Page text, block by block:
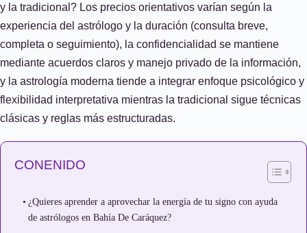
y la tradicional? Los precios orientativos varían según la
experiencia del astrólogo y la duración (consulta breve,
completa o seguimiento), la confidencialidad se mantiene
mediante acuerdos claros y manejo privado de la información,
y la astrología moderna tiende a integrar enfoque psicológico y
flexibilidad interpretativa mientras la tradicional sigue técnicas
clásicas y reglas más estructuradas.
CONENIDO
¿Quieres aprender a aprovechar la energía de tu signo con ayuda
de astrólogos en Bahía De Caráquez?